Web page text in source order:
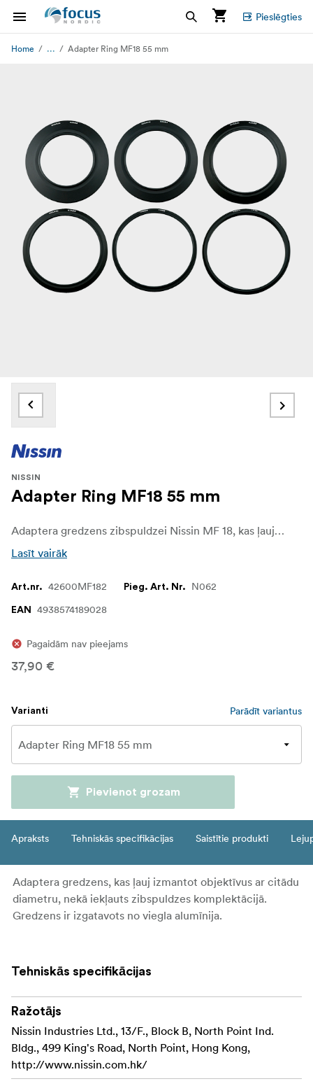
Pieslēgties
Home ... Adapter Ring MF18 55 mm
NISSIN
Adapter Ring MF18 55 mm
Adaptera gredzens zibspuldzei Nissin MF 18, kas ļauj izmantot objektīvus ar citu diametru, kas atšķiras no zibspuldzei pievienotā diametra.
Lasīt vairāk
Art.nr. 42600MF182 Pieg. Art. Nr. N062
EAN 4938574189028
Pagaidām nav pieejams
37,90 €
Varianti Parādīt variantus
Pievienot grozam
Apraksts Tehniskās specifikācijas Saistītie produkti
Adaptera gredzens, kas ļauj izmantot objektīvus ar citādu
diametru, nekā iekļauts zibspuldzes komplektācijā.
Gredzens ir izgatavots no viegla alumīnija.
Tehniskās specifikācijas
Ražotājs
Nissin Industries Ltd., 13/F., Block B, North Point Ind.
Bldg., 499 King's Road, North Point, Hong Kong,
http://www.nissin.com.hk/